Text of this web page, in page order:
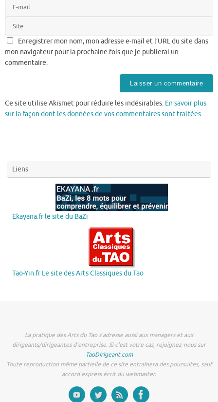
Enregistrer mon nom, mon adresse e-mail et l’URL du site dans
mon navigateur pour la prochaine fois que je publierai un
commentaire.
Ce site utilise Akismet pour réduire les indésirables. En savoir plus
sur la façon dont les données de vos commentaires sont traitées.
Liens
Ekayana.fr le site du BaZi
Tao-Yin.fr Le site des Arts Classiques du Tao
La pratique des Arts du Tao s'adresse aussi aux managers et aux
dirigeants/dirigeantes d'entreprise. Si c'est votre cas, rejoignez-nous sur
TaoDirigeant.com
Toute reproduction même partielle de ce site entraînera des poursuites, sauf
accord express écrit du webmaster.